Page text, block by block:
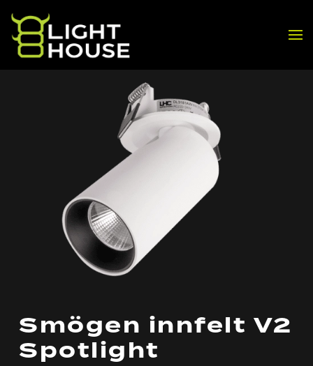
Skip to main content
Smögen innfelt V2
Spotlight